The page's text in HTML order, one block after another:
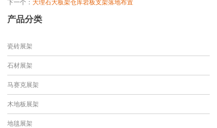
产品分类
瓷砖展架
石材展架
马赛克展架
木地板展架
地毯展架